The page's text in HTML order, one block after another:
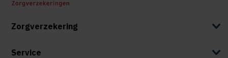
Zorgverzekering
Service